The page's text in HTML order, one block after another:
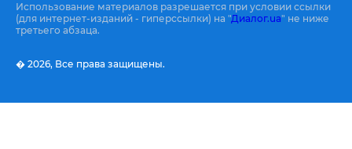
Использование материалов разрешается при условии ссылки
(для интернет-изданий - гиперссылки) на "Диалог.ua" не ниже
третьего абзаца.
� 2026, Все права защищены.